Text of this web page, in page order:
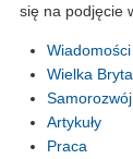
się na podjęcie
Wiadomości
Wielka
Samorozwój
Artykuły
Praca